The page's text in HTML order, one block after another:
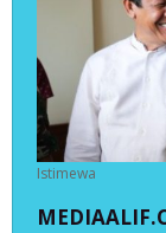
Istimewa